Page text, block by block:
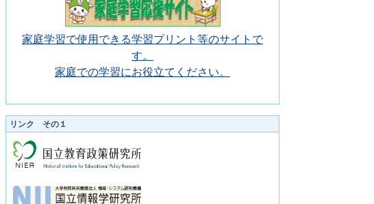
家庭学習で使用できる学習プリント等のサイトで
す。
家庭での学習にお役立てください。
リンク その１